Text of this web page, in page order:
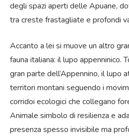
degli spazi aperti delle Apuane,
tra creste frastagliate e profondi
Accanto a lei si muove un altro
fauna italiana: il lupo appenninico.
gran parte dell’Appennino, il lupo
territori montani seguendo i
corridoi ecologici che collegano
Animale simbolo di resilienza e
presenza spesso invisibile ma